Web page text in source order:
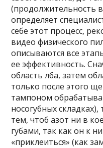
(продолжительность
определяет
себе этот процесс,
видео физического
описываются все
ее эффективность.
область лба, затем
только после этого
тампоном
носогубных
тем, чтоб азот ни в
губами, так как он к
«приклеиться» (как